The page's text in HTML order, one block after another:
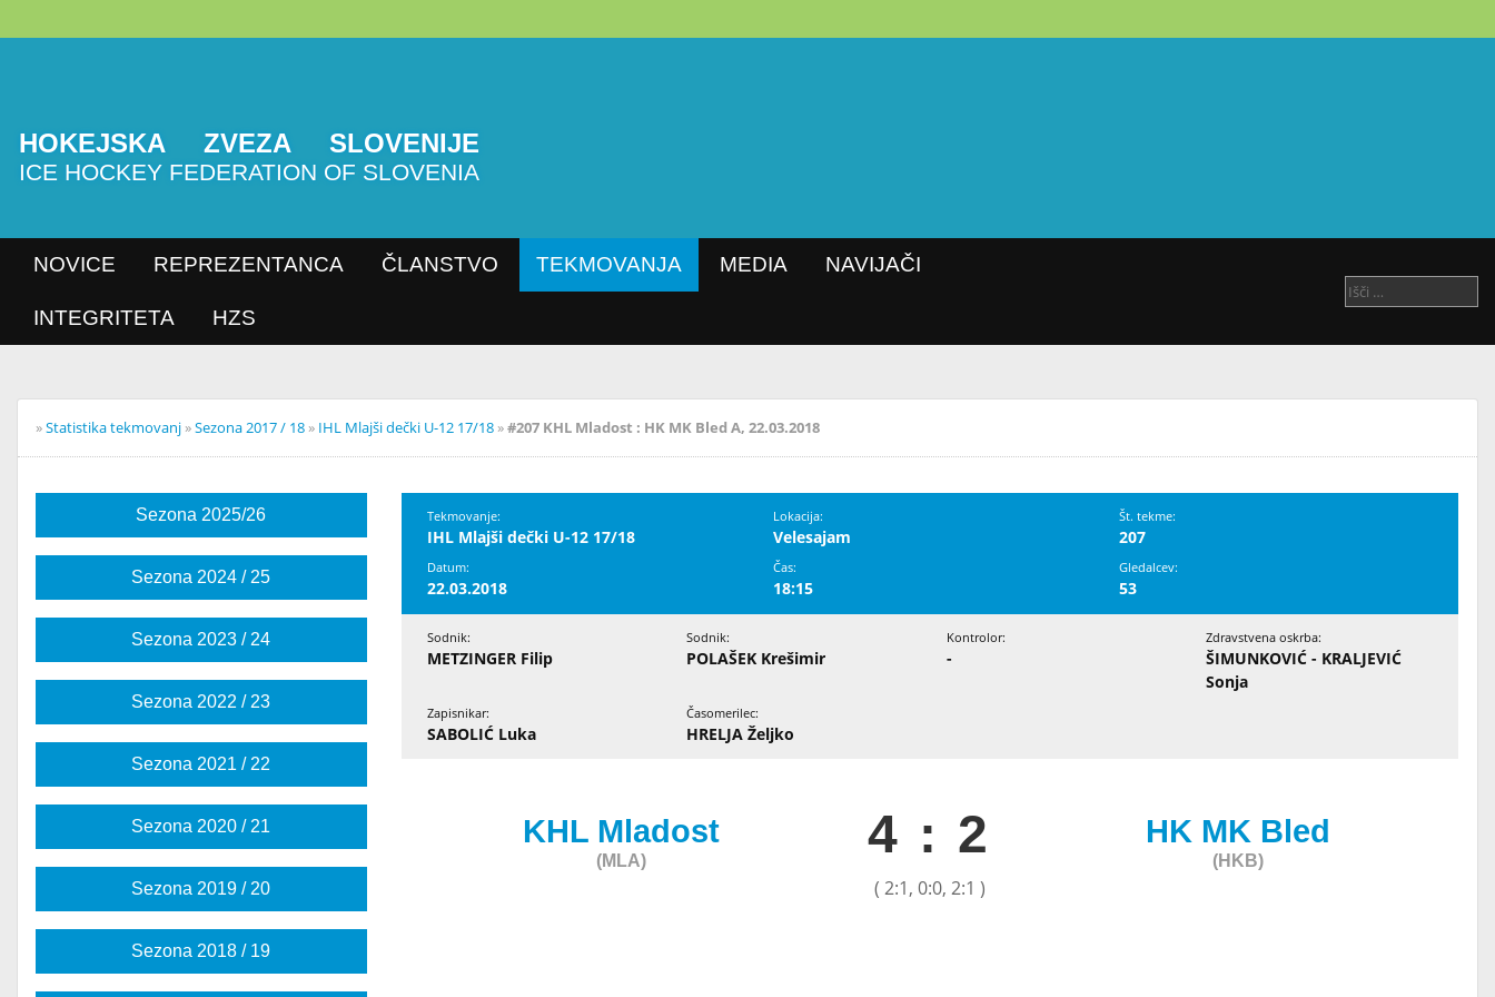
HOKEJSKA ZVEZA SLOVENIJE
ICE HOCKEY FEDERATION OF SLOVENIA
NOVICE REPREZENTANCA ČLANSTVO TEKMOVANJA MEDIA NAVIJAČI
INTEGRITETA HZS
»Statistika tekmovanj »Sezona 2017 / 18»IHL Mlajši dečki U-12 17/18»#207 KHL Mladost : HK MK Bled A, 22.03.2018
Sezona 2025/26
Sezona 2024 / 25
Sezona 2023 / 24
Sezona 2022 / 23
Sezona 2021 / 22
Sezona 2020 / 21
Sezona 2019 / 20
Sezona 2018 / 19
Tekmovanje:
IHL Mlajši dečki U-12 17/18
Lokacija:
Velesajam
Št. tekme:
207
Datum:
22.03.2018
Čas:
18:15
Gledalcev:
53
Sodnik:
METZINGER Filip
Sodnik:
POLAŠEK Krešimir
Kontrolor:
-
Zdravstvena oskrba:
ŠIMUNKOVIĆ - KRALJEVIĆ
Sonja
Zapisnikar:
SABOLIĆ Luka
Časomerilec:
HRELJA Željko
KHL Mladost
(MLA) 4 : 2
( 2:1, 0:0, 2:1 )
HK MK Bled
(HKB)